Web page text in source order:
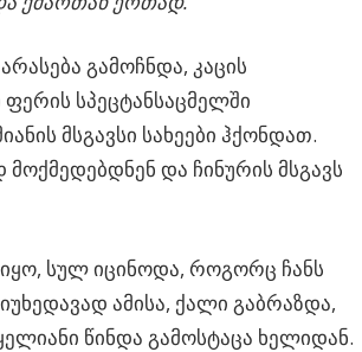
გამოჩნდა, კაცის
სპეცტანსაცმელში
მსგავსი სახეები ჰქონდათ.
და ჩინურის მსგავს
სულ იცინოდა, როგორც ჩანს
ამისა, ქალი გაბრაზდა,
წინდა გამოსტაცა ხელიდან.